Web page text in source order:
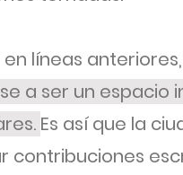
líneas anteriores,
a ser un espacio
Es así que la
contribuciones